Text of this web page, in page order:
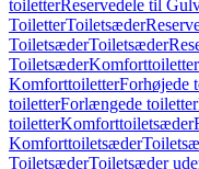
toiletterReservedele til
ToiletterToiletsæder
ToiletsæderToiletsæder
ToiletsæderKomforttoiletter
KomforttoiletterForhøjede
toiletterForlængede toiletter
toiletterKomforttoiletsæder
Komforttoiletsæder
ToiletsæderToiletsæder